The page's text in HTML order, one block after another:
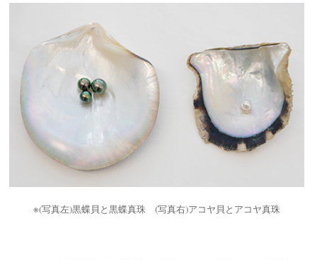
※(写真左)黒蝶貝と黒蝶真珠 (写真右)アコヤ貝とアコヤ真珠